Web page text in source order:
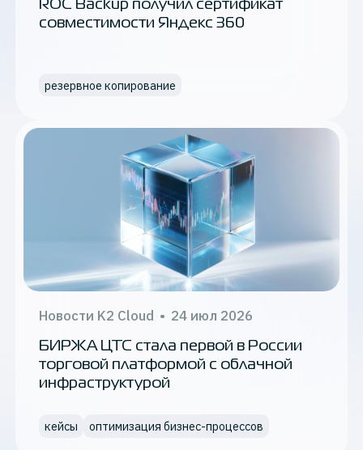
разработка
тестовая среда
вычислительная инфраструктура
дайджест
FinOps
облако 152-ФЗ
big data
ROC Backup получил сертификат
совместимости Яндекс 360
резервное копирование
Новости K2 Cloud • 24 июл 2026
БИРЖА ЦТС стала первой в России
торговой платформой с облачной
инфраструктурой
кейсы оптимизация бизнес-процессов